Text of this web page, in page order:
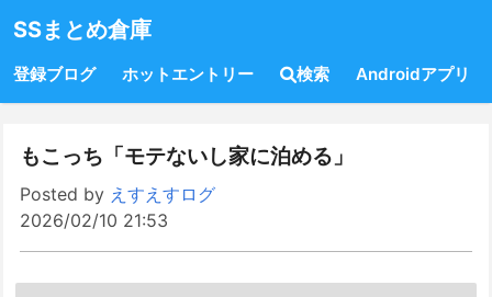
SSまとめ倉庫
登録ブログ ホットエントリー 検索 Androidアプリ
もこっち「モテないし家に泊める」
Posted by えすえすログ
2026/02/10 21:53